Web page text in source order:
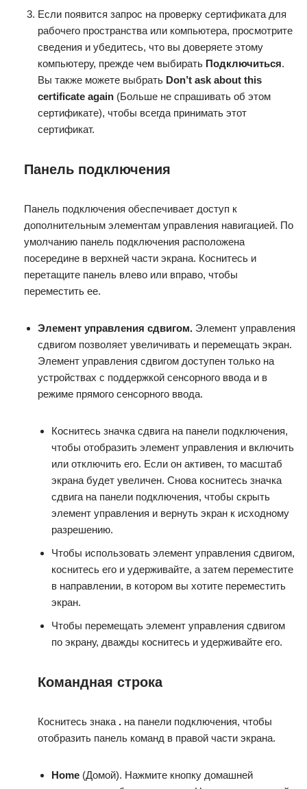
Если появится запрос на проверку сертификата для
рабочего пространства или компьютера, просмотрите
сведения и убедитесь, что вы доверяете этому
компьютеру, прежде чем выбирать Подключиться.
Вы также можете выбрать Don’t ask about this
certificate again (Больше не спрашивать об этом
сертификате), чтобы всегда принимать этот
сертификат.
Панель подключения
Панель подключения обеспечивает доступ к
дополнительным элементам управления навигацией. По
умолчанию панель подключения расположена
посередине в верхней части экрана. Коснитесь и
перетащите панель влево или вправо, чтобы
переместить ее.
Элемент управления сдвигом. Элемент управления
сдвигом позволяет увеличивать и перемещать экран.
Элемент управления сдвигом доступен только на
устройствах с поддержкой сенсорного ввода и в
режиме прямого сенсорного ввода.
Коснитесь значка сдвига на панели подключения,
чтобы отобразить элемент управления и включить
или отключить его. Если он активен, то масштаб
экрана будет увеличен. Снова коснитесь значка
сдвига на панели подключения, чтобы скрыть
элемент управления и вернуть экран к исходному
разрешению.
Чтобы использовать элемент управления сдвигом,
коснитесь его и удерживайте, а затем переместите
в направлении, в котором вы хотите переместить
экран.
Чтобы перемещать элемент управления сдвигом
по экрану, дважды коснитесь и удерживайте его.
Командная строка
Коснитесь знака . на панели подключения, чтобы
отобразить панель команд в правой части экрана.
Home (Домой). Нажмите кнопку домашней